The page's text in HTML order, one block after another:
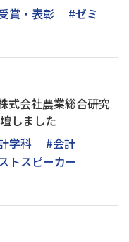
賞・表彰
#ゼミ
式会社農業総合研究
しました
学科
#会計
トスピーカー